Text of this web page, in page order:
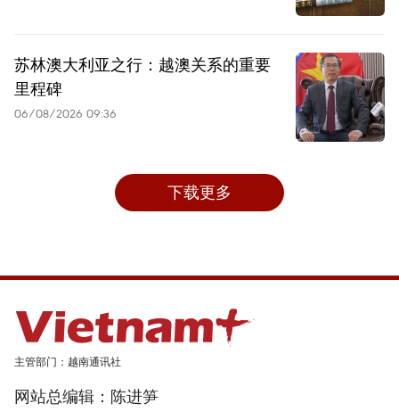
苏林澳大利亚之行：越澳关系的重要
里程碑
06/08/2026 09:36
下载更多
主管部门：越南通讯社
网站总编辑：陈进笋